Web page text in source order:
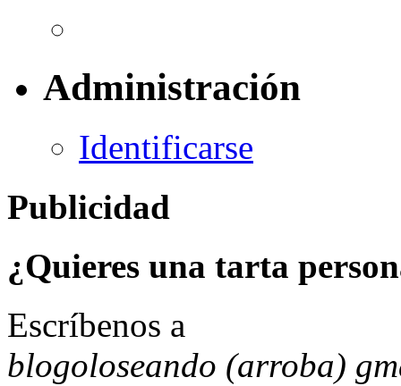
Administración
Identificarse
Publicidad
¿Quieres una tarta
Escríbenos a
blogoloseando (arroba)